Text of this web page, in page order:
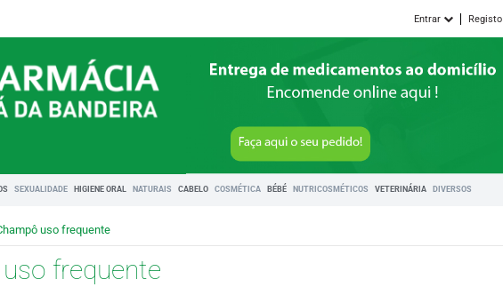
Entrar Registo
SEXUALIDADE HIGIENE ORAL NATURAIS CABELO COSMÉTICA BÉBÉ NUTRICOSMÉTICOS VETERINÁRIA DIVERSOS
uso frequente
frequente